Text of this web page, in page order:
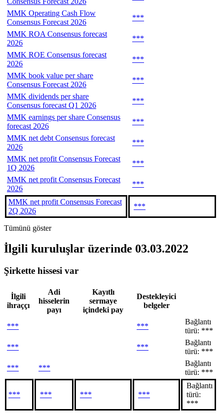
MMK Operating Cash Flow
Consensus Forecast 2026
***
MMK ROA Consensus forecast
2026
***
MMK ROE Consensus forecast
2026
***
MMK book value per share
Consensus Forecast 2026
***
MMK dividends per share
Consensus forecast Q1 2026
***
MMK earnings per share Consensus
forecast 2026
***
MMK net debt Consensus forecast
2026
***
MMK net profit Consensus Forecast
1Q 2026
***
MMK net profit Consensus Forecast
2026
***
MMK net profit Consensus Forecast
2Q 2026
***
Tümünü göster
İlgili kuruluşlar üzerinde 03.03.2022
Şirkette hissesi var
İlgili
ihraççı
Adi
hisselerin
payı
Kayıtlı
sermaye
içindeki pay
Destekleyici
belgeler
*** ***
Bağlantı
türü: ***
***
***
Bağlantı
türü: ***
***
***
Bağlantı
türü: ***
*** *** *** ***
Bağlantı
türü:
***